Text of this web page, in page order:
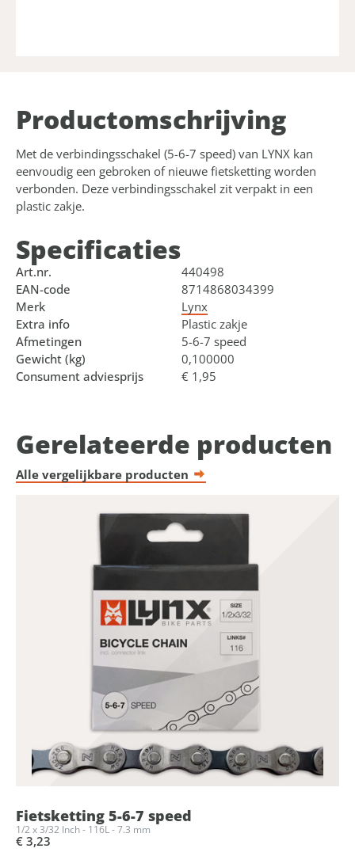
Product­omschrijving
Met de verbindingsschakel (5-6-7 speed) van LYNX kan
eenvoudig een gebroken of nieuwe fietsketting worden
verbonden. Deze verbindingsschakel zit verpakt in een
plastic zakje.
Specificaties
Art.nr.
440498
EAN-code
8714868034399
Merk
Lynx
Extra info
Plastic zakje
Afmetingen
5-6-7 speed
Gewicht (kg)
0,100000
Consument adviesprijs
€ 1,95
Gerelateerde producten
Alle vergelijkbare producten
Fietsketting 5-6-7 speed
1/2 x 3/32 Inch - 116L - 7.3 mm
€ 3,23